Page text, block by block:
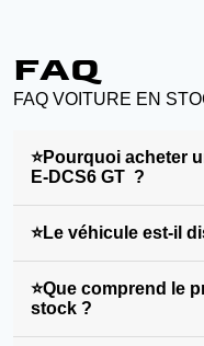
FAQ
FAQ VOITURE EN
⭐Pourquoi acheter
E-DCS6 GT ?
⭐Le véhicule est-il
⭐Que comprend le
stock ?